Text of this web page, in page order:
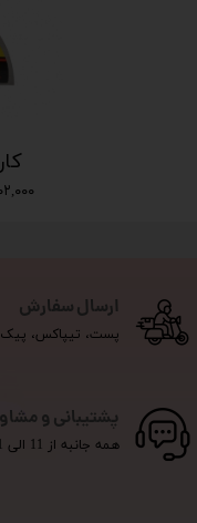
۲۰۲,۰۰۰ تا
ارسال سفارش
پست، تیپاکس، پیک
پشتیبانی و
همه جانبه از 11 الی 21